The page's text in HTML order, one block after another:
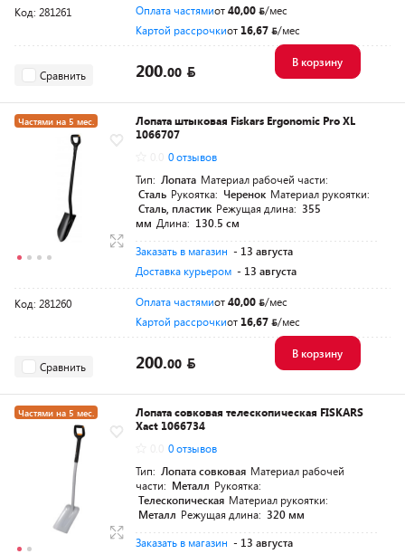
Код: 281261 Оплата частямиот40,00
/мес
Картой рассрочкиот 16,67 /мес
Сравнить 200.00
В корзину
Частями на 5 мес.
Разумная цена
Лопата штыковая Fiskars Ergonomic Pro XL
1066707
0 отзывов
Тип: Лопата Материал рабочей части:
Сталь Рукоятка: Черенок Материал рукоятки:
Сталь, пластик Режущая длина: 355
мм Длина: 130.5 см
Заказать в магазин - 13 августа
Доставка курьером - 13 августа
Код: 281260 Оплата частямиот40,00
/мес
Картой рассрочкиот 16,67 /мес
Сравнить 200.00
В корзину
Частями на 5 мес.
Разумная цена
Лопата совковая телескопическая FISKARS
Xact 1066734
0 отзывов
Тип: Лопата совковая Материал рабочей
части: Металл Рукоятка:
Телескопическая Материал рукоятки:
Металл Режущая длина: 320 мм
Заказать в магазин - 13 августа